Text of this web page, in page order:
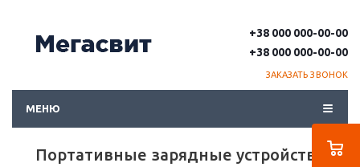
+38 000 000-00-00
+38 000 000-00-00
ЗАКАЗАТЬ ЗВОНОК
МЕНЮ
Портативные зарядные устройства